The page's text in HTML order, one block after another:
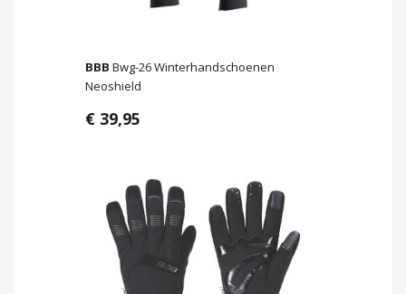
BBB Bwg-26 Winterhandschoenen
Neoshield
€ 39,95